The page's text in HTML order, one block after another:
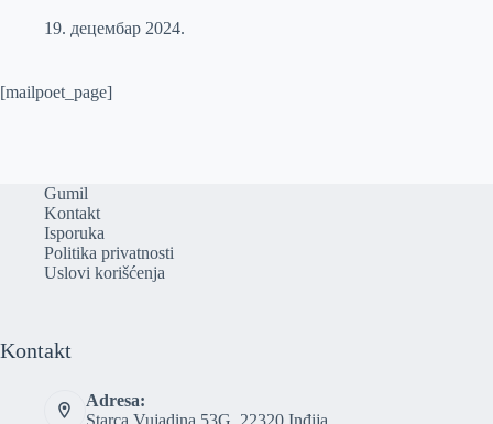
19. децембар 2024.
[mailpoet_page]
Gumil
Kontakt
Isporuka
Politika privatnosti
Uslovi korišćenja
Kontakt
Adresa:
Starca Vujadina 53G, 22320 Inđija